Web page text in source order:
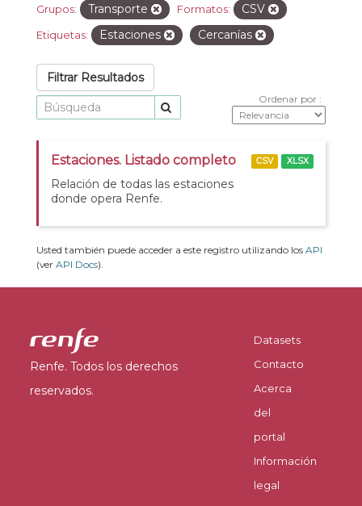
Grupos: Transporte Formatos: CSV
Etiquetas: Estaciones Cercanías
Filtrar Resultados
Ordenar por
Estaciones. Listado completo
Relación de todas las estaciones
donde opera Renfe.
CSV XLSX
Usted también puede acceder a este registro utilizando los API
(ver API Docs).
Renfe. Todos los derechos
reservados.
Datasets
Contacto
Acerca
del
portal
Información
legal